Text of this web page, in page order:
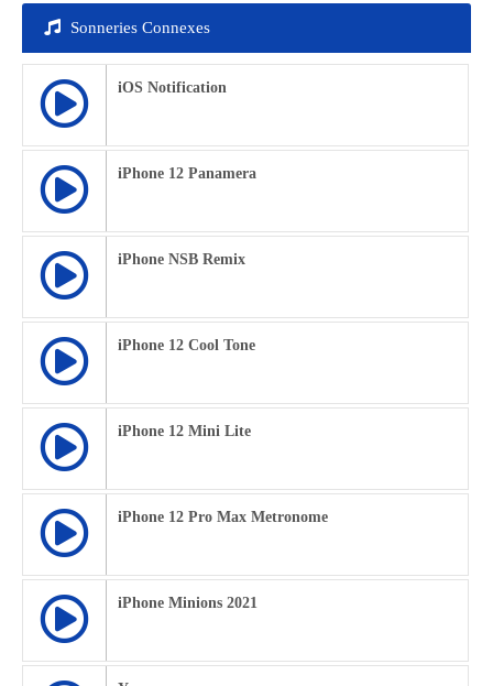
Sonneries Connexes
iOS Notification
iPhone 12 Panamera
iPhone NSB Remix
iPhone 12 Cool Tone
iPhone 12 Mini Lite
iPhone 12 Pro Max Metronome
iPhone Minions 2021